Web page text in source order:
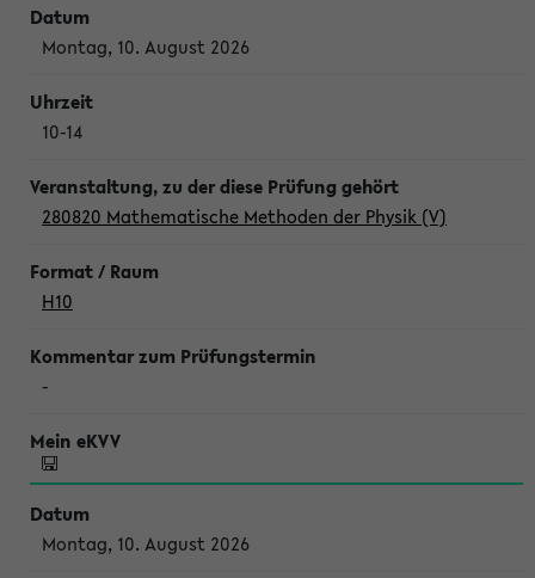
Montag, 10. August 2026
10-14
280820 Mathematische Methoden der Physik (V)
H10
-
Montag, 10. August 2026